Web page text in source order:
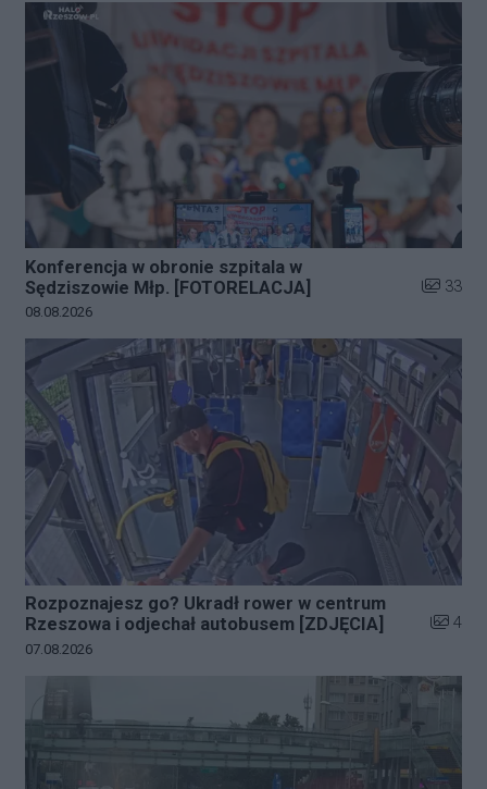
Konferencja w obronie szpitala w
Sędziszowie Młp. [FOTORELACJA]
Liczba
33
Data dodania galerii:
08.08.2026
Rozpoznajesz go? Ukradł rower w centrum
Rzeszowa i odjechał autobusem [ZDJĘCIA]
Liczba
4
Data dodania galerii:
07.08.2026